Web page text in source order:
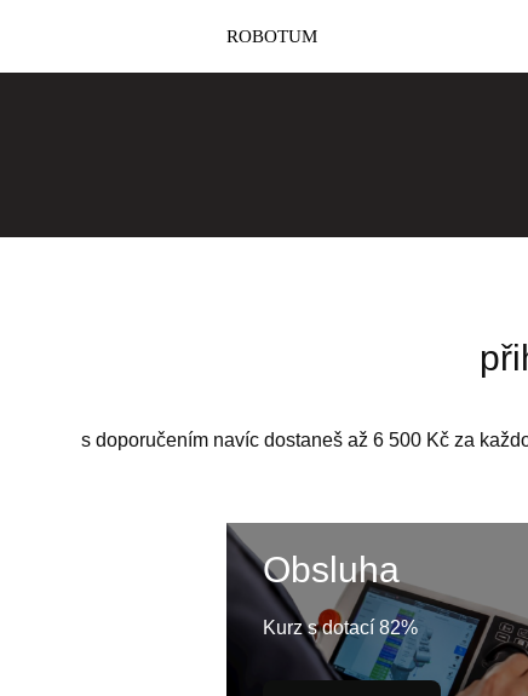
ROBOTUM
s doporučením navíc dostaneš až 6 500 Kč za
Obsluha
Kurz s dotací 82%